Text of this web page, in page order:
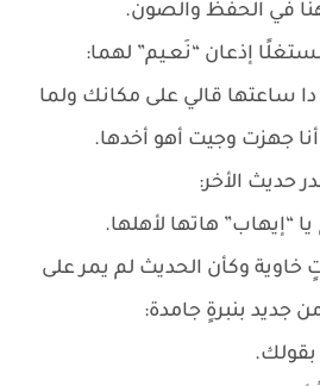
في الحفظ والصون.
إذعان “نَعـيم” لهما:
دا ساعتها قالي على مكانك ولما
جهزت وجيت أهو أخدها.
حديث الأخر:
“إيهاب” هاتها لأهلها.
خاوية وكأن الحديث لم يمر على
جديد بنبرةٍ جامدة:
بقولك.